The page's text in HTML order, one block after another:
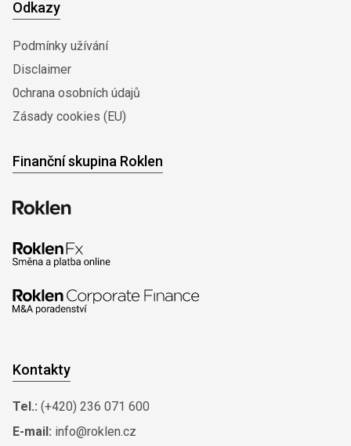
Odkazy
Podmínky užívání
Disclaimer
0chrana osobních údajů
Zásady cookies (EU)
Finanční skupina Roklen
Kontakty
Tel.: (+420) 236 071 600
E-mail: info@roklen.cz